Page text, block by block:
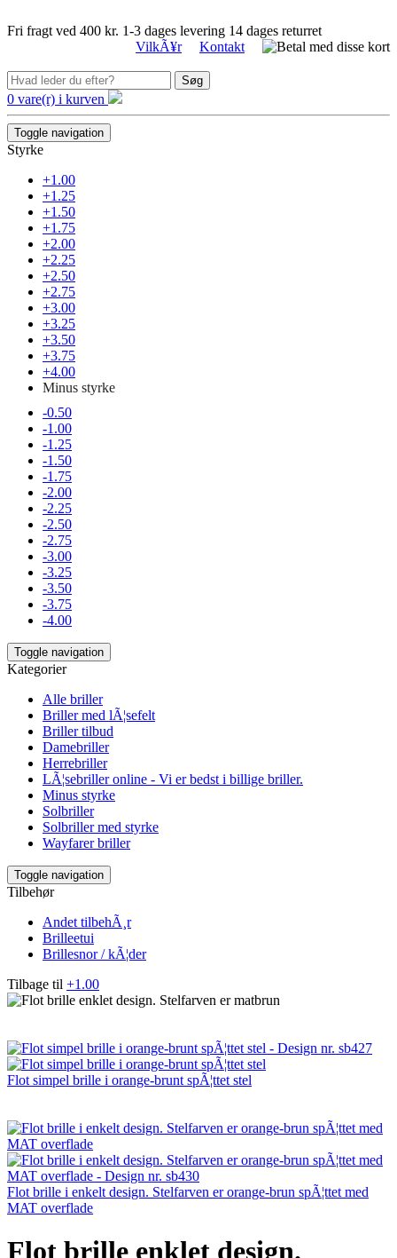
Fri fragt ved 400 kr. 1-3 dages levering 14 dages returret
Kontakt
VilkÃ¥r
Søg
0 vare(r) i kurven
Toggle navigation
Styrke
+1.00
+1.25
+1.50
+1.75
+2.00
+2.25
+2.50
+2.75
+3.00
+3.25
+3.50
+3.75
+4.00
Minus styrke
-0.50
-1.00
-1.25
-1.50
-1.75
-2.00
-2.25
-2.50
-2.75
-3.00
-3.25
-3.50
-3.75
-4.00
Toggle navigation
Kategorier
Alle briller
Briller med lÃ¦sefelt
Briller tilbud
Damebriller
Herrebriller
LÃ¦sebriller online - Vi er bedst i billige briller.
Minus styrke
Solbriller
Solbriller med styrke
Wayfarer briller
Toggle navigation
Tilbehør
Andet tilbehÃ¸r
Brilleetui
Brillesnor / kÃ¦der
Tilbage til +1.00
Flot simpel brille i orange-brunt spÃ¦ttet stel
Flot brille i enkelt design. Stelfarven er orange-brun spÃ¦ttet med
MAT overflade
Flot brille enklet design.